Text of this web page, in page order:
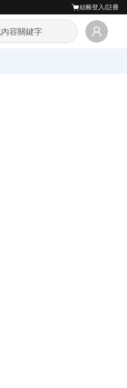
結帳登入/註冊